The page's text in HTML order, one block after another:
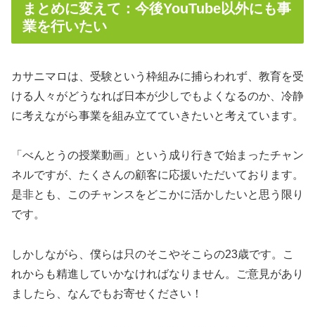
まとめに変えて：今後YouTube以外にも事
業を行いたい
カサニマロは、受験という枠組みに捕らわれず、教育を受
ける人々がどうなれば日本が少しでもよくなるのか、冷静
に考えながら事業を組み立てていきたいと考えています。
「べんとうの授業動画」という成り行きで始まったチャン
ネルですが、たくさんの顧客に応援いただいております。
是非とも、このチャンスをどこかに活かしたいと思う限り
です。
しかしながら、僕らは只のそこやそこらの23歳です。こ
れからも精進していかなければなりません。ご意見があり
ましたら、なんでもお寄せください！